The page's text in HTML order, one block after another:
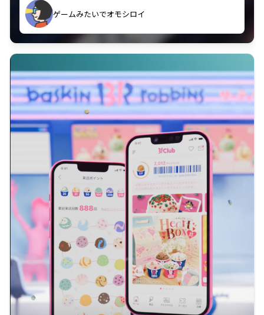
夢中で推しモビを探してビッグサイトで6時間も滞在
してしまった
久々のモーターショーがアプリでもっと楽しめました